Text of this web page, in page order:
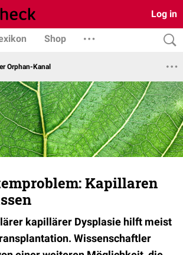
Log in
Shop
Orphan-Kanal
Kapillaren
kapillärer Dysplasie hilft meist
Wissenschaftler